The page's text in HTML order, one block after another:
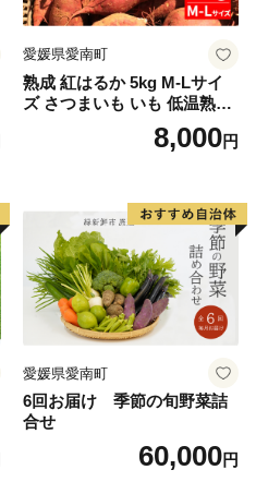
愛媛県愛南町
熟成 紅はるか 5kg M-Lサイ
ズ さつまいも いも 低温熟成
完全熟成収穫 甘い 糖度 焼き
芋 やきいも スイートポテト
8,000円
愛媛県愛南町
6回お届け 季節の旬野菜詰
合せ
60,000円